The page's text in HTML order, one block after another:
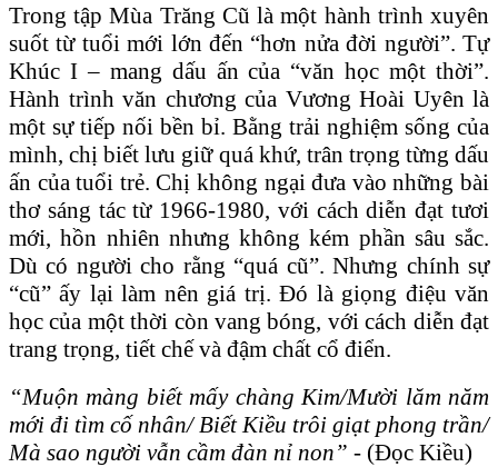
Trong tập Mùa Trăng Cũ là một hành trình xuyên
suốt từ tuổi mới lớn đến “hơn nửa đời người”. Tự
Khúc I – mang dấu ấn của “văn học một thời”.
Hành trình văn chương của Vương Hoài Uyên là
một sự tiếp nối bền bỉ. Bằng trải nghiệm sống của
mình, chị biết lưu giữ quá khứ, trân trọng từng dấu
ấn của tuổi trẻ. Chị không ngại đưa vào những bài
thơ sáng tác từ 1966-1980, với cách diễn đạt tươi
mới, hồn nhiên nhưng không kém phần sâu sắc.
Dù có người cho rằng “quá cũ”. Nhưng chính sự
“cũ” ấy lại làm nên giá trị. Đó là giọng điệu văn
học của một thời còn vang bóng, với cách diễn đạt
trang trọng, tiết chế và đậm chất cổ điển.
“Muộn màng biết mấy chàng Kim/Mười lăm năm
mới đi tìm cố nhân/ Biết Kiều trôi giạt phong trần/
Mà sao người vẫn cầm đàn nỉ non” - (Đọc Kiều)